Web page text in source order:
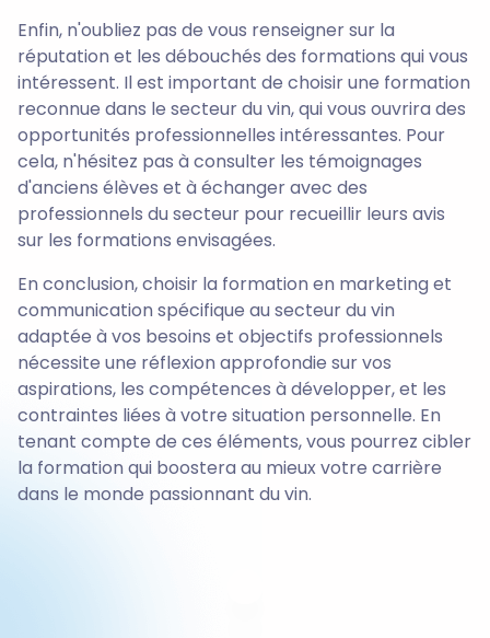
Enfin, n'oubliez pas de vous renseigner sur la
réputation et les débouchés des formations qui vous
intéressent. Il est important de choisir une formation
reconnue dans le secteur du vin, qui vous ouvrira des
opportunités professionnelles intéressantes. Pour
cela, n'hésitez pas à consulter les témoignages
d'anciens élèves et à échanger avec des
professionnels du secteur pour recueillir leurs avis
sur les formations envisagées.
En conclusion, choisir la formation en marketing et
communication spécifique au secteur du vin
adaptée à vos besoins et objectifs professionnels
nécessite une réflexion approfondie sur vos
aspirations, les compétences à développer, et les
contraintes liées à votre situation personnelle. En
tenant compte de ces éléments, vous pourrez cibler
la formation qui boostera au mieux votre carrière
dans le monde passionnant du vin.